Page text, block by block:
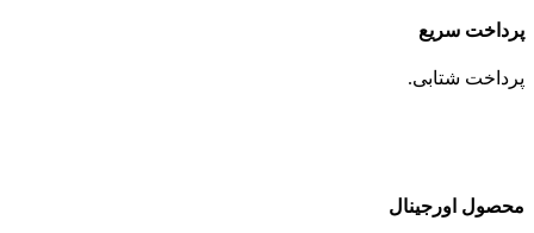
پرداخت سریع
پرداخت شتابی.
محصول اورجینال